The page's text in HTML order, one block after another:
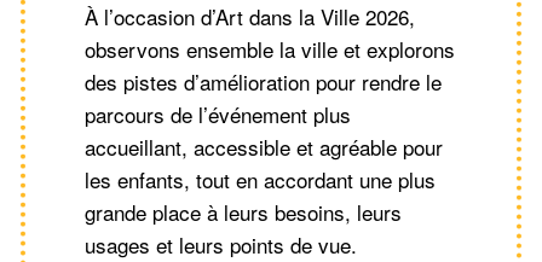
À l’occasion d’Art dans la Ville 2026,
observons ensemble la ville et explorons
des pistes d’amélioration pour rendre le
parcours de l’événement plus
accueillant, accessible et agréable pour
les enfants, tout en accordant une plus
grande place à leurs besoins, leurs
usages et leurs points de vue.